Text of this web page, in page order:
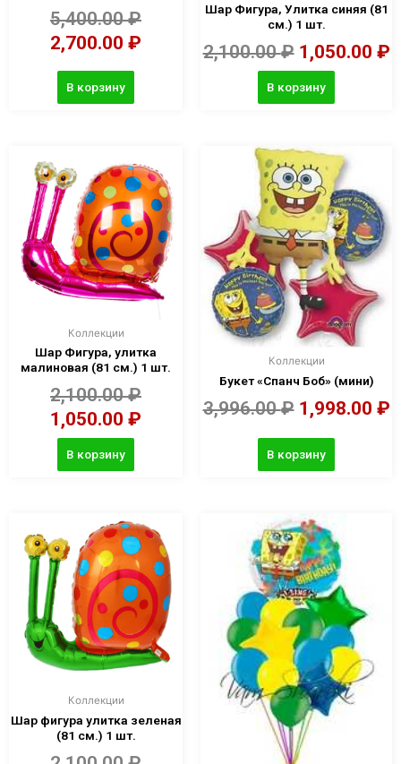
5,400.00₽
2,700.00 ₽
В корзину
Шар Фигура, Улитка синяя (81
см.) 1 шт.
2,100.00₽ 1,050.00 ₽
В корзину
Коллекции
Шар Фигура, улитка
малиновая (81 см.) 1 шт.
2,100.00₽
1,050.00 ₽
В корзину
Коллекции
Букет «Спанч Боб» (мини)
3,996.00₽ 1,998.00 ₽
В корзину
Коллекции
Шар фигура улитка зеленая
(81 см.) 1 шт.